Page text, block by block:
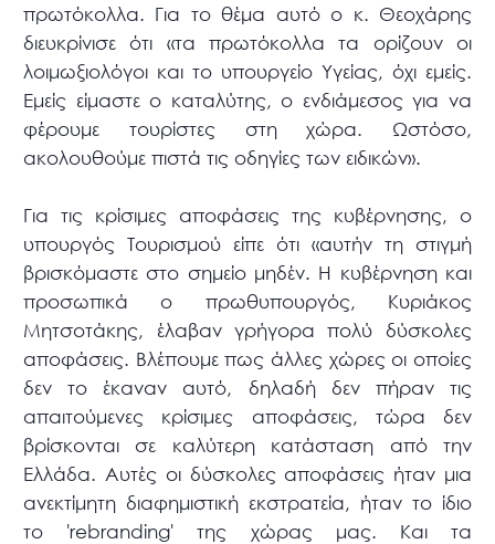
πρωτόκολλα. Για το θέμα αυτό ο κ. Θεοχάρης
διευκρίνισε ότι «τα πρωτόκολλα τα ορίζουν οι
λοιμωξιολόγοι και το υπουργείο Υγείας, όχι εμείς.
Εμείς είμαστε ο καταλύτης, ο ενδιάμεσος για να
φέρουμε τουρίστες στη χώρα. Ωστόσο,
ακολουθούμε πιστά τις οδηγίες των ειδικών».
Για τις κρίσιμες αποφάσεις της κυβέρνησης, ο
υπουργός Τουρισμού είπε ότι «αυτήν τη στιγμή
βρισκόμαστε στο σημείο μηδέν. Η κυβέρνηση και
προσωπικά ο πρωθυπουργός, Κυριάκος
Μητσοτάκης, έλαβαν γρήγορα πολύ δύσκολες
αποφάσεις. Βλέπουμε πως άλλες χώρες οι οποίες
δεν το έκαναν αυτό, δηλαδή δεν πήραν τις
απαιτούμενες κρίσιμες αποφάσεις, τώρα δεν
βρίσκονται σε καλύτερη κατάσταση από την
Ελλάδα. Αυτές οι δύσκολες αποφάσεις ήταν μια
ανεκτίμητη διαφημιστική εκστρατεία, ήταν το ίδιο
το 'rebranding' της χώρας μας. Και τα